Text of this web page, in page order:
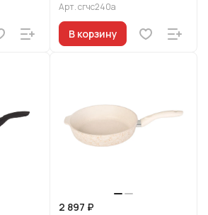
Арт.сгчс240а
В корзину
2 897 ₽